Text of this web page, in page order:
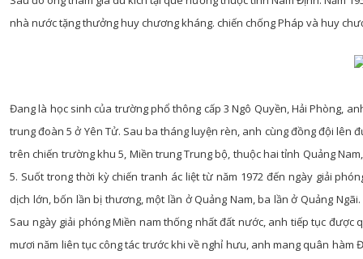
nhà nước tặng thưởng huy chương kháng. chiến chống Pháp và huy
Đang là học sinh của trường phổ thông cấp 3 Ngô Quyền, Hải Phòng,
trung đoàn 5 ở Yên Tử. Sau ba tháng luyện rèn, anh cùng đồng đội lên
trên chiến trường khu 5, Miền trung Trung bộ, thuộc hai tỉnh Quảng
5. Suốt trong thời kỳ chiến tranh ác liệt từ năm 1972 đến ngày giải
dịch lớn, bốn lần bị thương, một lần ở Quảng Nam, ba lần ở Quảng
Sau ngày giải phóng Miền nam thống nhất đất nước, anh tiếp tục
mươi năm liên tục công tác trước khi về nghỉ hưu, anh mang quân